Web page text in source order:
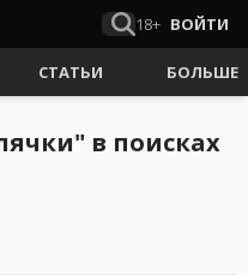
18+ ВОЙТИ
СТАТЬИ БОЛЬШЕ
в поисках